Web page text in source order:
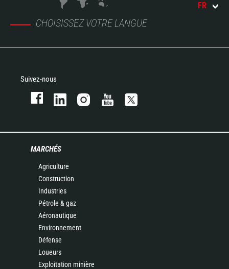
CHOISISSEZ VOTRE LANGUE
FR
Suivez-nous
MARCHÉS
Agriculture
Construction
Industries
Pétrole & gaz
Aéronautique
Environnement
Défense
Loueurs
Exploitation minière